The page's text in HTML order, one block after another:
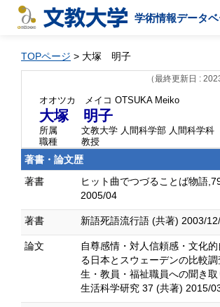
学術情報データ
TOPページ > 大塚 明子
（最終更新日 :
オオツカ メイコ OTSUKA Meiko
大塚 明子
所属
文教大学 人間科学部 人間科学科
職種
教授
著書・論文歴
著書
ヒット曲でつづることば物語
2005/04
著書 新語死語流行語 (共著) 2003/
論文
自尊感情・対人信頼感・文化
る日本とスウェーデンの比較
生・教員・福祉職員への聞き取
生活科学研究 37 (共著) 2015/